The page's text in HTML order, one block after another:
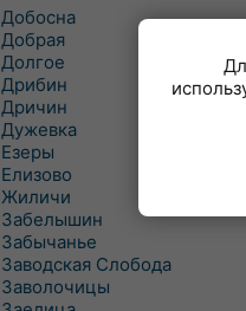
Добосна
Добрая
Долгое
Дрибин
Дричин
Дужевка
Езеры
Елизово
Жиличи
Забелышин
Забычанье
Заводская Слобода
Заволочицы